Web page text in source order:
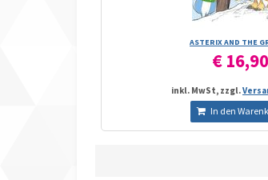
ASTERIX AND THE
€ 16,90
inkl. MwSt, zzgl.
In den